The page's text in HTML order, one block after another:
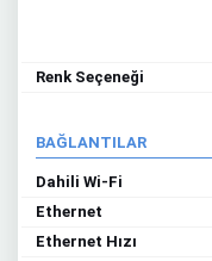
Renk Seçeneği
BAĞLANTILAR
Dahili Wi-Fi
Ethernet
Ethernet Hızı